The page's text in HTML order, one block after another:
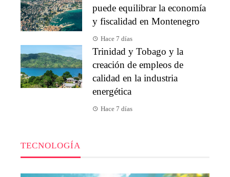
puede equilibrar la economía
y fiscalidad en Montenegro
Hace 7 días
Trinidad y Tobago y la
creación de empleos de
calidad en la industria
energética
Hace 7 días
TECNOLOGÍA